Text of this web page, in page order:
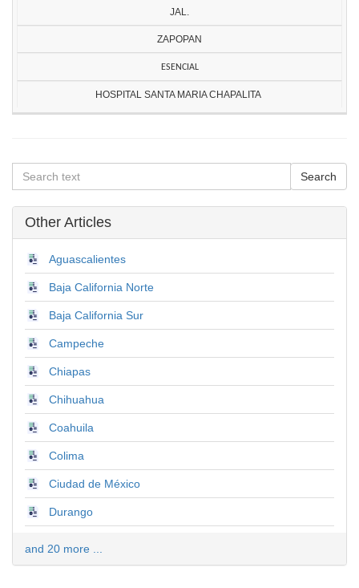
JAL.
ZAPOPAN
ESENCIAL
HOSPITAL SANTA MARIA CHAPALITA
Other Articles
Aguascalientes
Baja California Norte
Baja California Sur
Campeche
Chiapas
Chihuahua
Coahuila
Colima
Ciudad de México
Durango
and 20 more ...